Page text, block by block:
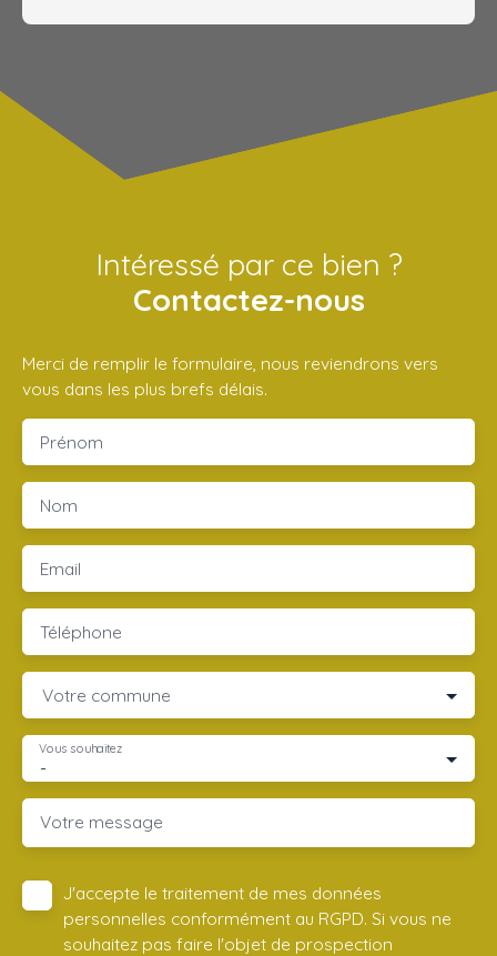
Intéressé par ce bien ?
Contactez-nous
Merci de remplir le formulaire, nous reviendrons vers
vous dans les plus brefs délais.
Prénom
Nom
Email
Téléphone
Votre commune
-
Vous souhaitez
Votre message
J'accepte le traitement de mes données
personnelles conformément au RGPD. Si vous ne
souhaitez pas faire l'objet de prospection